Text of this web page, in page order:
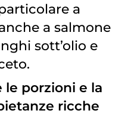
a
a salmone
sott’olio e
le porzioni e la
ricche